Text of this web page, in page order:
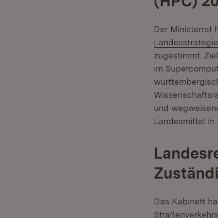
Der Ministerrat
zugestimmt.
im
und
Landesmittel in
Das Kabinett